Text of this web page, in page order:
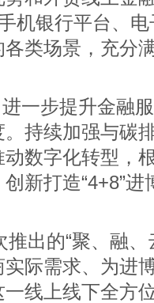
机银行平台、
类场景，充分
进一步提升金融
持续加强与碳
数字化转型，
新打造“4+8”
出的“聚、融
际需求、为进
线上线下全方